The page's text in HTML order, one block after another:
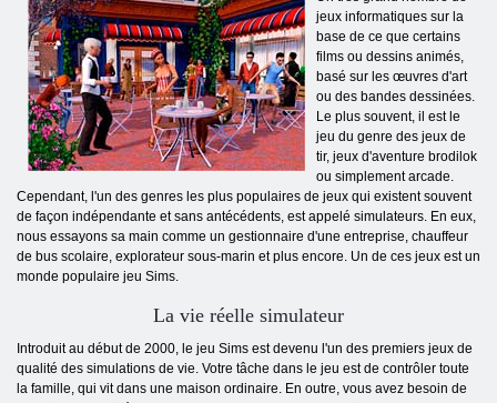
jeux informatiques sur la
base de ce que certains
films ou dessins animés,
basé sur les œuvres d'art
ou des bandes dessinées.
Le plus souvent, il est le
jeu du genre des jeux de
tir, jeux d'aventure brodilok
ou simplement arcade.
Cependant, l'un des genres les plus populaires de jeux qui existent souvent
de façon indépendante et sans antécédents, est appelé simulateurs. En eux,
nous essayons sa main comme un gestionnaire d'une entreprise, chauffeur
de bus scolaire, explorateur sous-marin et plus encore. Un de ces jeux est un
monde populaire jeu Sims.
La vie réelle simulateur
Introduit au début de 2000, le jeu Sims est devenu l'un des premiers jeux de
qualité des simulations de vie. Votre tâche dans le jeu est de contrôler toute
la famille, qui vit dans une maison ordinaire. En outre, vous avez besoin de